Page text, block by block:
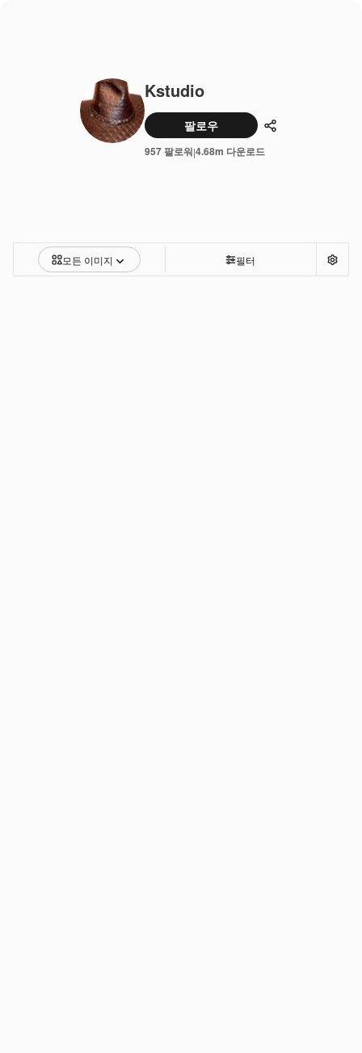
Kstudio
팔로우 공유하기
957 팔로워|4.68m 다운로드
모든 이미지 필터